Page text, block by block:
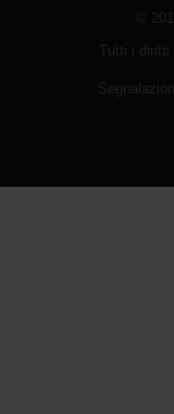
©
Tutti i diritti